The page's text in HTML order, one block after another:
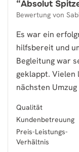
“Absolut
Bewertung von
Es war ein
hilfsbereit und
Begleitung war
geklappt. Vielen
nächsten
Qualität
Kundenbetreuung
Preis-Leistungs-
Verhältnis